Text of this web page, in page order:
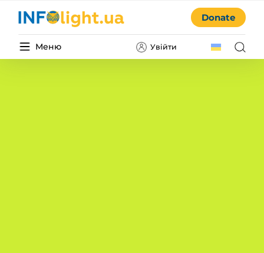
Меню Увійти
Donate